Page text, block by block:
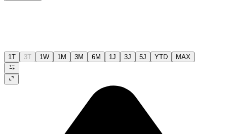
1T 3T 1W 1M 3M 6M 1J 3J 5J YTD MAX